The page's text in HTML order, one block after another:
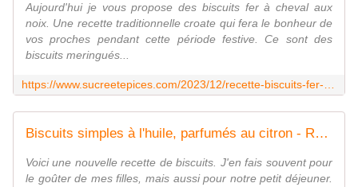
Aujourd'hui je vous propose des biscuits fer à cheval aux
noix. Une recette traditionnelle croate qui fera le bonheur de
vos proches pendant cette période festive. Ce sont des
biscuits meringués...
Biscuits simples à l'huile, parfumés au citron - Recette en vidéo - www.sucreetepices.com
Voici une nouvelle recette de biscuits. J'en fais souvent pour
le goûter de mes filles, mais aussi pour notre petit déjeuner.